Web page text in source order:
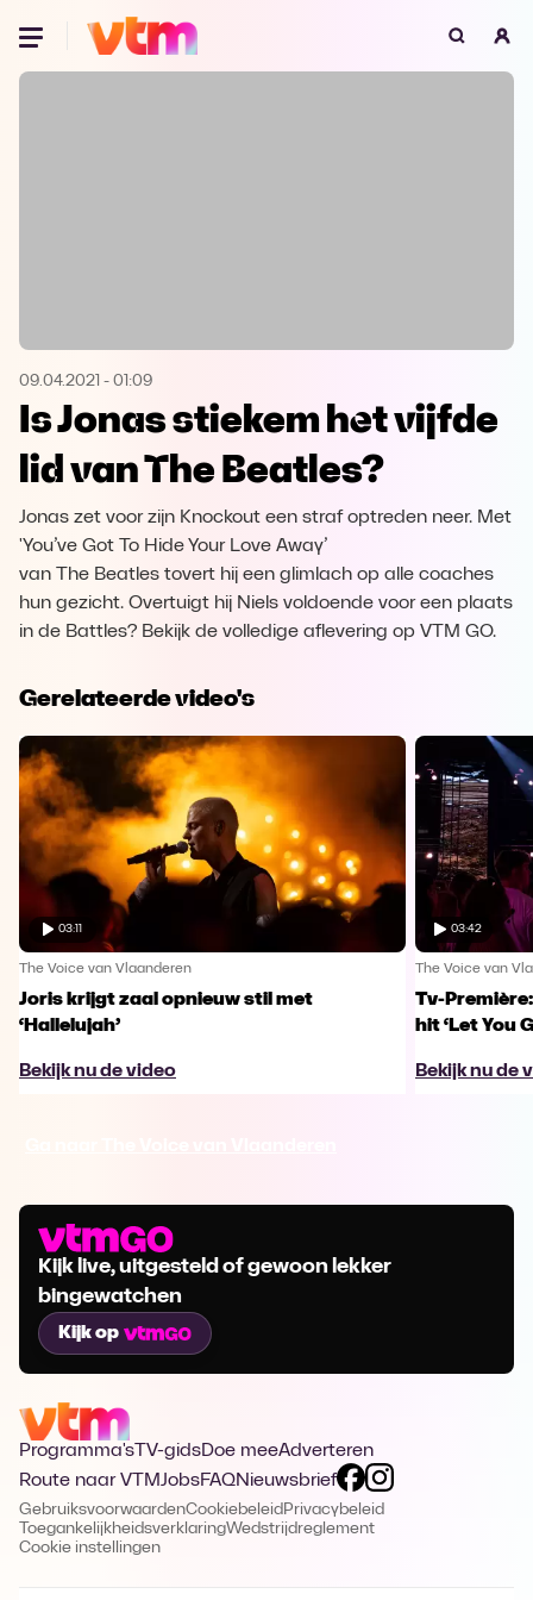
Oeps, browser niet ondersteund
Microsoft Edge Download
Opera Download
09.04.2021 - 01:09
Is Jonas stiekem het vijfde
lid van The Beatles?
Jonas zet voor zijn Knockout een straf optreden neer. Met
'You’ve Got To Hide Your Love Away’
van The Beatles tovert hij een glimlach op alle coaches
hun gezicht. Overtuigt hij Niels voldoende voor een plaats
in de Battles? Bekijk de volledige aflevering op VTM GO.
Gerelateerde video's
03:11
The Voice van Vlaanderen
Joris krijgt zaal opnieuw stil met
‘Hallelujah’
Bekijk nu de video
03:42
The Voice van
Tv-
hit ‘Let You
Bekijk nu de
Kijk live, uitgesteld of gewoon lekker
bingewatchen
Kijk op
Programma's TV-gidsDoe meeAdverteren
Route naar VTMJobsFAQNieuwsbrief
GebruiksvoorwaardenCookiebeleid Privacybeleid
ToegankelijkheidsverklaringWedstrijdreglement
Cookie instellingen